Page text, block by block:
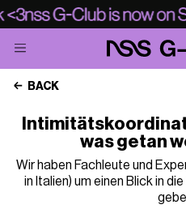
BACK
was getan
Wir haben Fachleute und
in Italien) um einen Blick in